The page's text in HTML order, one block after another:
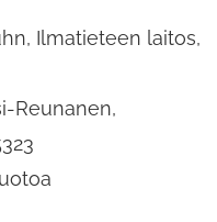
Ilmatieteen laitos,
Reunanen,